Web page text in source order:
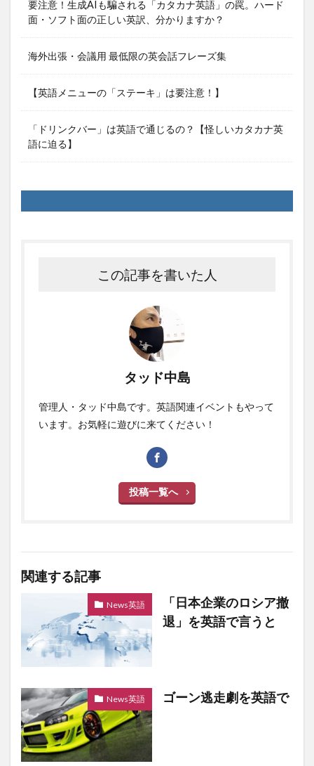
要注意！生成AIも騙される「カタカナ英語」の罠。ハード
面・ソフト面の正しい英訳、分かりますか？
海外出張・会議用 最低限の英会話フレーズ集
【英語メニューの「ステーキ」は要注意！】
「ドリンクバー」は英語で通じるの？【怪しいカタカナ英
語に迫る】
この記事を書いた人
タッド中島
管理人・タッド中島です。英語関連イベントもやって
います。お気軽に遊びに来てください！
投稿一覧へ
関連する記事
News英語
「日本企業のロシア撤
退」を英語で言うと
News英語 ゴーン逃走劇を英語で